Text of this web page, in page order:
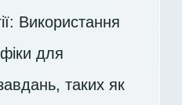
Використання
для
таких як